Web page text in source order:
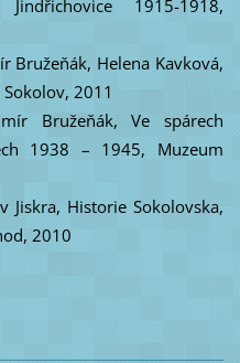
1915-1918,
Bružeňák, Helena Kavková,
2011
Bružeňák, Ve spárech
1938 – 1945, Muzeum
Jiskra, Historie Sokolovska,
2010